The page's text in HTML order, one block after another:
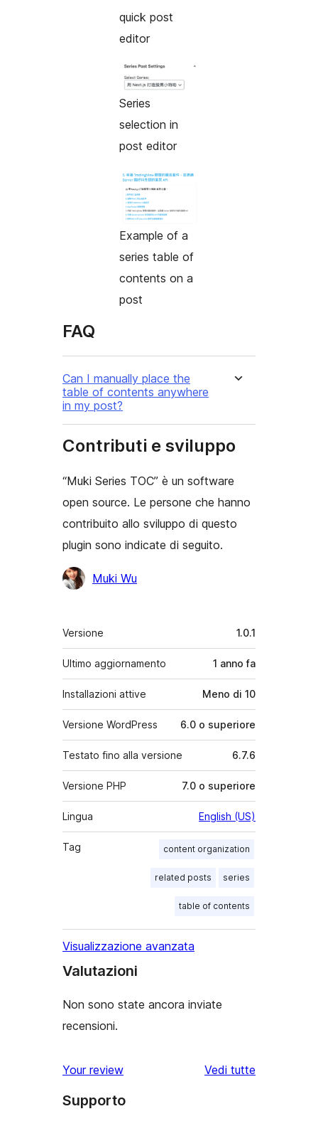
quick post
editor
Series
selection in
post editor
Example of a
series table of
contents on a
post
FAQ
Can I manually place the
table of contents anywhere
in my post?
Contributi e sviluppo
“Muki Series TOC” è un software
open source. Le persone che hanno
contribuito allo sviluppo di questo
plugin sono indicate di seguito.
Collaboratori
Muki Wu
Meta
Versione 1.0.1
Ultimo aggiornamento 1 anno fa
Installazioni attive Meno di 10
Versione WordPress 6.0 o superiore
Testato fino alla versione 6.7.6
Versione PHP 7.0 o superiore
Lingua English (US)
Tag content organization
related posts series
table of contents
Visualizzazione avanzata
Valutazioni
Non sono state ancora inviate
recensioni.
Your review
Vedi tutte
Supporto